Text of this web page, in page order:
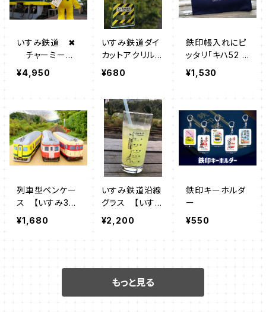
いすみ鉄道 ✖
チャーミーち
ゃん （いすみ鉄
道オリジナルカ
¥4,950
いすみ鉄道ダイ
カットアクリルキ
ーホルダー【 第
¥680
鉄印帳入れにピ
ッタリ「キハ52 ・
28刺繍ポーチ」
¥1,530
列車型ペンケー
ス 【いすみ352
/ キハ52-12
5 / キハ28-2
¥1,680
いすみ鉄道沿線
グラス 【いす
み 大原～上総
中川】【大多喜
城見ヶ丘～上総
¥2,200
鉄印キーホルダ
ー
¥550
もっと見る